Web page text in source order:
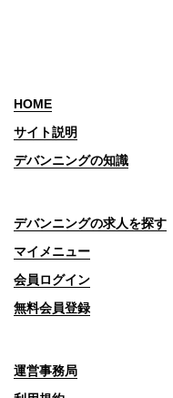
HOME
サイト説明
デバンニングの知識
デバンニングの求人を探す
マイメニュー
会員ログイン
無料会員登録
運営事務局